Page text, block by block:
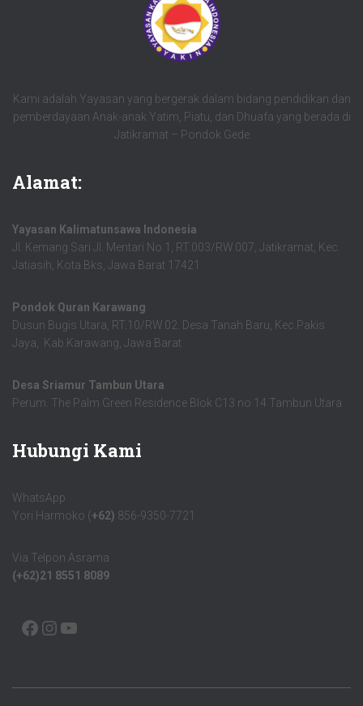
Kami adalah Yayasan yang bergerak dalam bidang pendidikan dan
pemberdayaan Anak-anak Yatim, Piatu, dan Dhuafa yang berada di
Jatikramat – Pondok Gede
Alamat:
Yayasan Kalimatunsawa Indonesia
Jl. Kemang Sari Jl. Mentari No.1, RT.003/RW.007, Jatikramat, Kec.
Jatiasih, Kota Bks, Jawa Barat 17421
Pondok Quran Karawang
Dusun Bugis Utara, RT.10/RW.02. Desa Tanah Baru, Kec.Pakis
Jaya, Kab.Karawang, Jawa Barat
Desa Sriamur Tambun Utara
Perum. The Palm Green Residence Blok C13 no 14 Tambun Utara
Hubungi Kami
WhatsApp
Yori Harmoko (+62) 856-9350-7721
Via Telpon Asrama
(+62)21 8551 8089